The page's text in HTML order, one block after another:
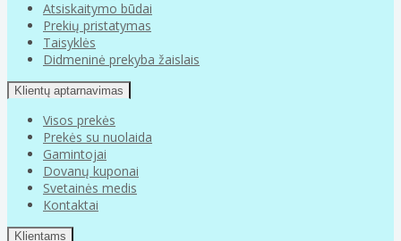
Atsiskaitymo būdai
Prekių pristatymas
Taisyklės
Didmeninė prekyba žaislais
Klientų aptarnavimas
Visos prekės
Prekės su nuolaida
Gamintojai
Dovanų kuponai
Svetainės medis
Kontaktai
Klientams